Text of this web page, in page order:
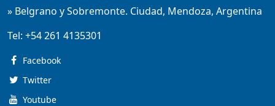
» Belgrano y Sobremonte. Ciudad, Mendoza, Argentina
Tel: +54 261 4135301
Facebook
Twitter
Youtube